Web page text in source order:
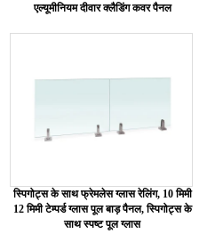
एल्यूमीनियम दीवार क्लैडिंग कवर पैनल
स्पिगोट्स के साथ फ्रेमलेस ग्लास रेलिंग, 10 मिमी
12 मिमी टेम्पर्ड ग्लास पूल बाड़ पैनल, स्पिगोट्स के
साथ स्पष्ट पूल ग्लास